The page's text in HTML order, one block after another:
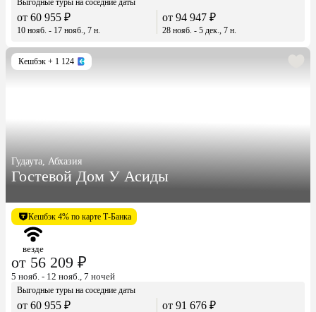
Выгодные туры на соседние даты
от 60 955 ₽
10 нояб. - 17 нояб., 7 н.
от 94 947 ₽
28 нояб. - 5 дек., 7 н.
Кешбэк + 1 124
Гудаута, Абхазия
Гостевой Дом У Асиды
Кешбэк 4% по карте Т-Банка
везде
от 56 209 ₽
5 нояб. - 12 нояб., 7 ночей
Выгодные туры на соседние даты
от 60 955 ₽ от 91 676 ₽